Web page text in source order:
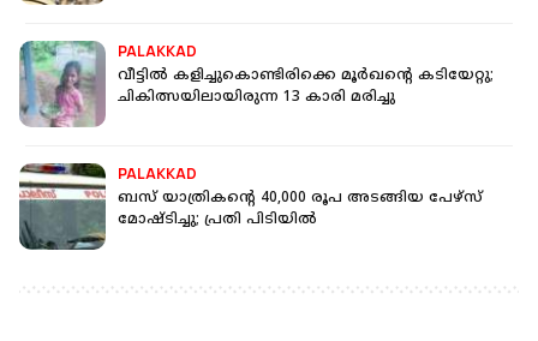
PALAKKAD
വീട്ടിൽ കളിച്ചുകൊണ്ടിരിക്കെ മൂർഖൻ്റെ കടിയേറ്റു;
ചികിത്സയിലായിരുന്ന 13 കാരി മരിച്ചു
PALAKKAD
ബസ് യാത്രികന്റെ 40,000 രൂപ അടങ്ങിയ പേഴ്‌സ്
മോഷ്ടിച്ചു; പ്രതി പിടിയില്‍